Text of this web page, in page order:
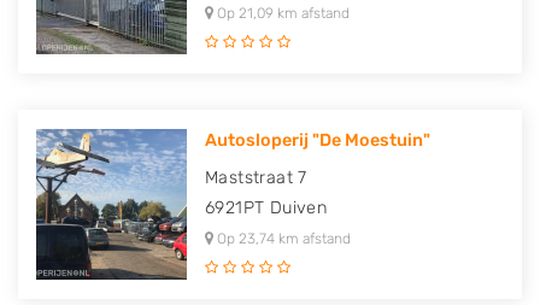
Op 21,09 km afstand
Autosloperij "De Moestuin"
Maststraat 7
6921PT Duiven
Op 23,74 km afstand